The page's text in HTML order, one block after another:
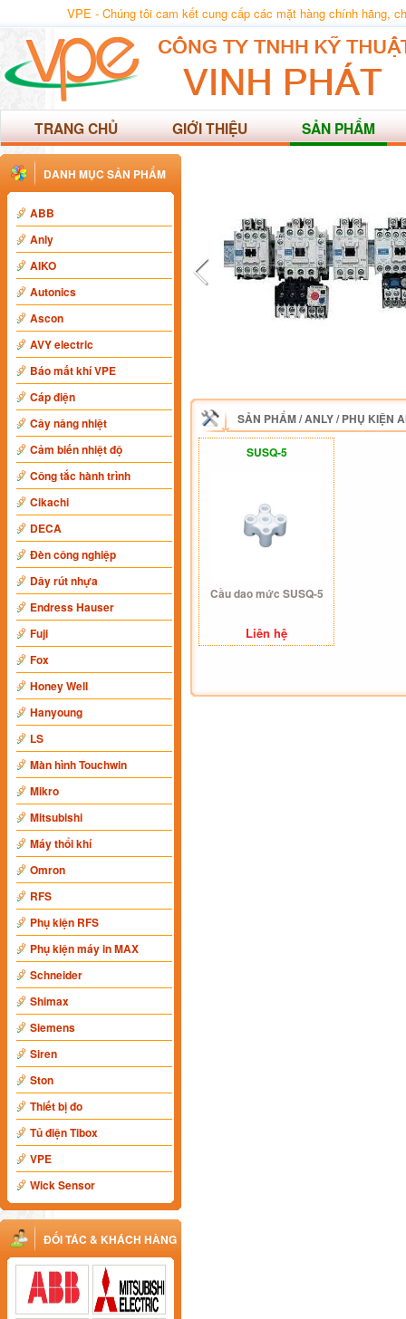
VPE - Chúng tôi cam kết cung cấp các mặt hàng chính hãng,
TRANG CHỦ GIỚI THIỆU SẢN PHẨM
DANH MỤC SẢN PHẨM
ABB
Anly
AIKO
Autonics
Ascon
AVY electric
Báo mất khí VPE
Cáp điện
Cây nâng nhiệt
Cảm biến nhiệt độ
Công tắc hành trình
Cikachi
DECA
Đèn công nghiệp
Dây rút nhựa
Endress Hauser
Fuji
Fox
Honey Well
Hanyoung
LS
Màn hình Touchwin
Mikro
Mitsubishi
Máy thổi khí
Omron
RFS
Phụ kiện RFS
Phụ kiện máy in MAX
Schneider
Shimax
Siemens
Siren
Ston
Thiết bị đo
Tủ điện Tibox
VPE
Wick Sensor
ĐỐI TÁC & KHÁCH HÀNG
SẢN PHẨM/ANLY/PHỤ KIỆN
SUSQ-5
Cầu dao mức SUSQ-5
Liên hệ